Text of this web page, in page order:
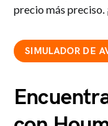
precio más preciso.
SIMULADOR DE